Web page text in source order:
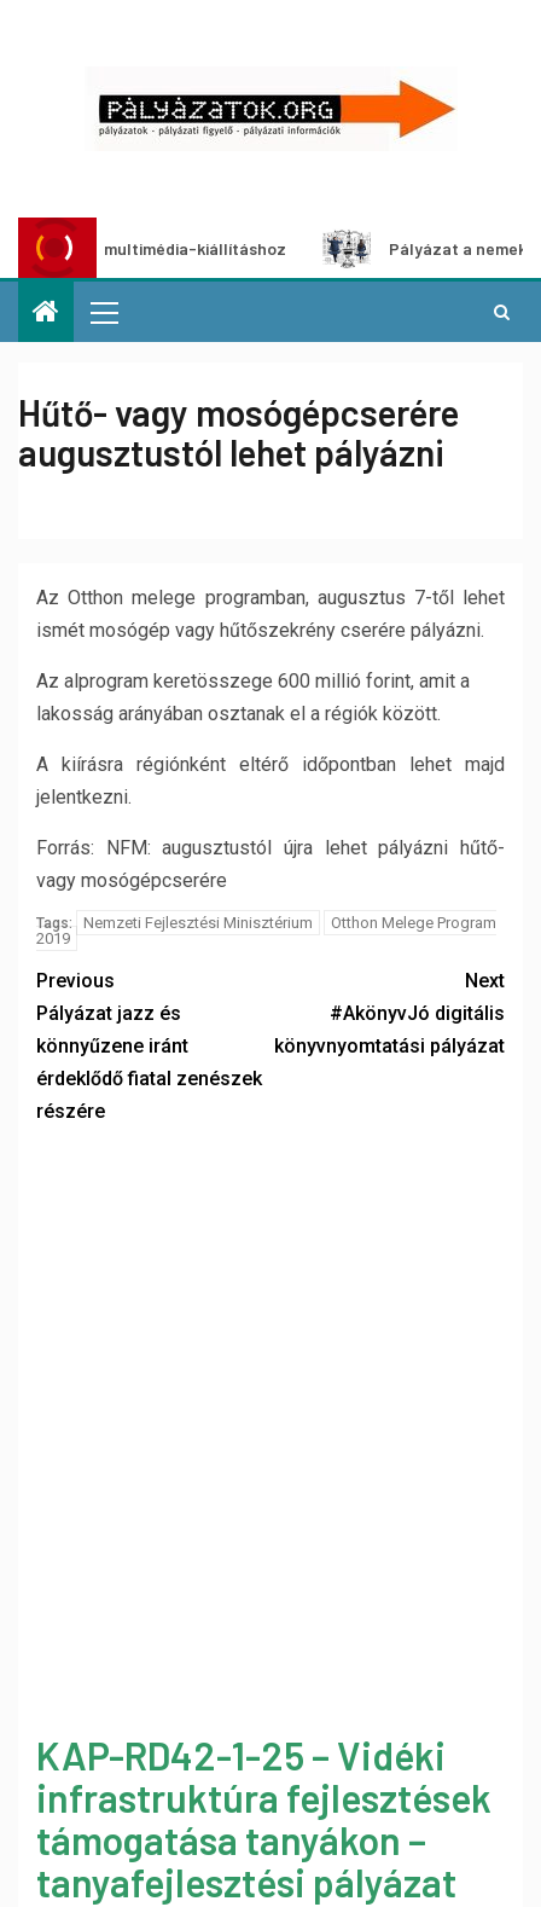
multimédia-kiállításhoz Pályázat a nemek közötti
Hűtő- vagy mosógépcserére
augusztustól lehet pályázni
Az Otthon melege programban, augusztus 7-től lehet
ismét mosógép vagy hűtőszekrény cserére pályázni.
Az alprogram keretösszege 600 millió forint, amit a
lakosság arányában osztanak el a régiók között.
A kiírásra régiónként eltérő időpontban lehet majd
jelentkezni.
Forrás: NFM: augusztustól újra lehet pályázni hűtő-
vagy mosógépcserére
Tags: Nemzeti Fejlesztési Minisztérium
Otthon Melege Program
2019
Previous
Pályázat jazz és
könnyűzene iránt
érdeklődő fiatal zenészek
részére
Next
#AkönyvJó digitális
könyvnyomtatási pályázat
KAP-RD42-1-25 – Vidéki
infrastruktúra fejlesztések
támogatása tanyákon –
tanyafejlesztési pályázat